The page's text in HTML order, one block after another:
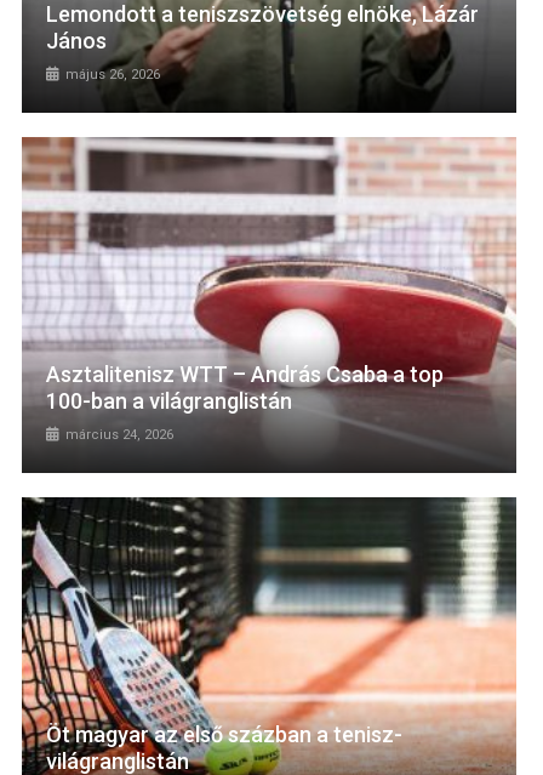
Lemondott a teniszszövetség elnöke, Lázár
János
május 26, 2026
Asztalitenisz WTT – András Csaba a top
100-ban a világranglistán
március 24, 2026
Öt magyar az első százban a tenisz-
világranglistán